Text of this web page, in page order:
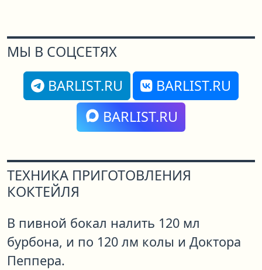
МЫ В СОЦСЕТЯХ
BARLIST.RU
BARLIST.RU
BARLIST.RU
ТЕХНИКА ПРИГОТОВЛЕНИЯ
КОКТЕЙЛЯ
В пивной бокал налить 120 мл
бурбона, и по 120 лм колы и Доктора
Пеппера.